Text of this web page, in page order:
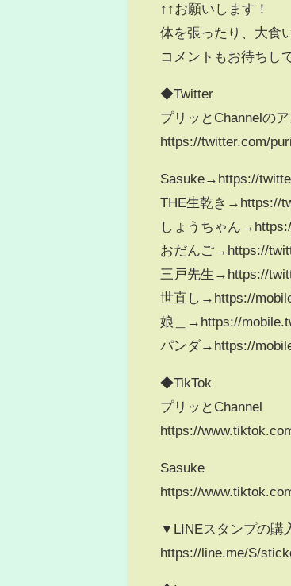
↑↑お願いします！
体を張ったり、大食
コメントもお待ちし
◆Twitter
プリッとChannelの
https://twitter.com/
Sasuke→https://
THE生乾き→https://
しょうちゃん
おだんご→https://
三戸先生→https://
世直し→https://
娘＿→https://
パンダ→https://
◆TikTok
プリッとChannel
https://
Sasuke
https://
▼LINEスタンプの購
https://line.me/S/